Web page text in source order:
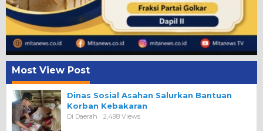
Most View Post
Dinas Sosial Asahan Salurkan Bantuan
Korban Kebakaran
Di Daerah 2,498 Views